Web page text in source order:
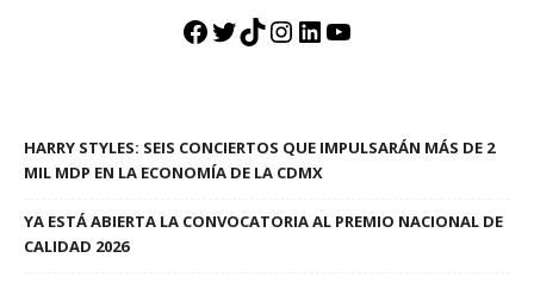
Facebook
Twitter
TikTok
Instagram
LinkedIn
YouTube
HARRY STYLES: SEIS CONCIERTOS QUE IMPULSARÁN MÁS DE 2
MIL MDP EN LA ECONOMÍA DE LA CDMX
YA ESTÁ ABIERTA LA CONVOCATORIA AL PREMIO NACIONAL DE
CALIDAD 2026